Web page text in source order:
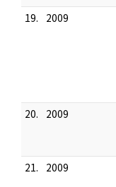
19.
2009
20.
2009
21.
2009